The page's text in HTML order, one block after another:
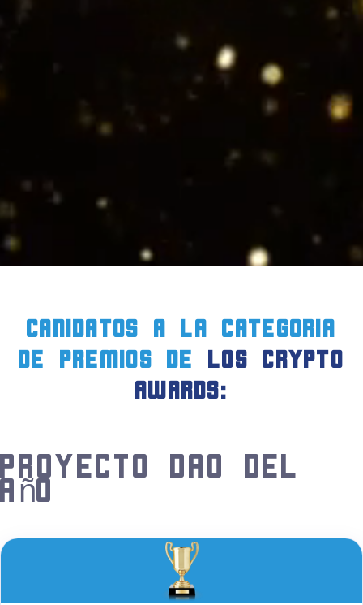
CANIDATOS a la CATEGORIA
DE PREMIOS de
LOS crypto
AWARDS:
Proyecto DAO del
año